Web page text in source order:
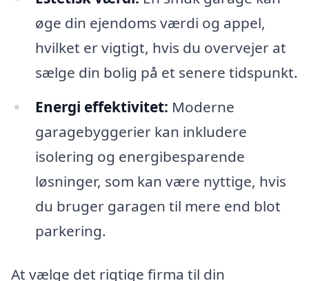
øge din ejendoms værdi og appel,
hvilket er vigtigt, hvis du overvejer at
sælge din bolig på et senere tidspunkt.
Energi effektivitet: Moderne
garagebyggerier kan inkludere
isolering og energibesparende
løsninger, som kan være nyttige, hvis
du bruger garagen til mere end blot
parkering.
At vælge det rigtige firma til din